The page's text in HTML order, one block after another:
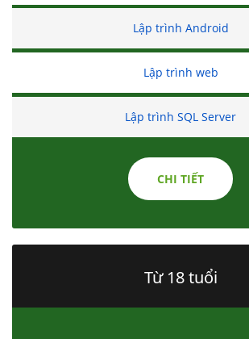
Lập trình Android
Lập trình web
Lập trình SQL Server
CHI TIẾT
Từ 18 tuổi